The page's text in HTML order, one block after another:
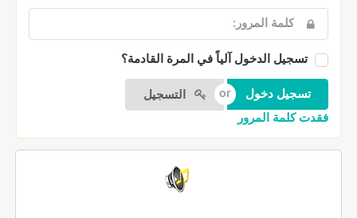
تسجيل الدخول آلياً في المرة القادمة؟
التسجيل
فقدت كلمة المرور